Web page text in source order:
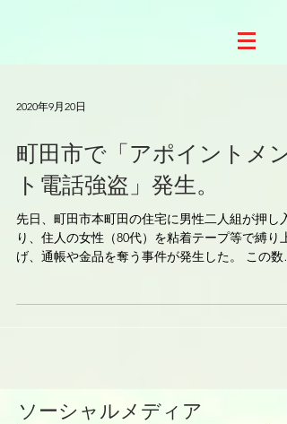
2020年9月20日
町田市で「アポイントメン
ト電話強盗」発生。
先日、町田市本町田の住宅に男性二人組が押し入
り、住人の女性（80代）を粘着テープ等で縛り上
げ、通帳や金品を奪う事件が発生した。 この数日
ソーシャルメディア